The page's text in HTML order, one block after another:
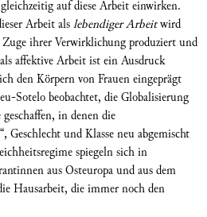
auf diese Arbeit einwirken.
Arbeit alslebendiger Arbeitwird
ihrer Verwirklichung produziert und
affektive Arbeit ist ein Ausdruck
den Körpern von Frauen eingeprägt
Sotelo beobachtet, die Globalisierung
in denen die
Geschlecht und Klasse neu abgemischt
spiegeln sich in
aus Osteuropa und aus dem
Hausarbeit, die immer noch den